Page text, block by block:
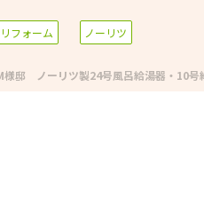
フォーム ノーリツ
邸 ノーリツ製24号風呂給湯器・10号